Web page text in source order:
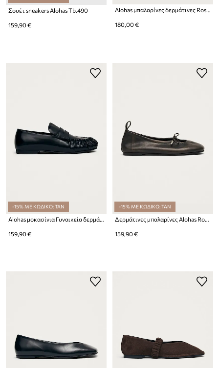
Σουέτ sneakers Alohas Tb.490
159,90 € 180,00 €
-15% ΜΕ ΚΩΔΙΚΟ: TAN
159,90 €
-15% ΜΕ ΚΩΔΙΚΟ: TAN
159,90 €